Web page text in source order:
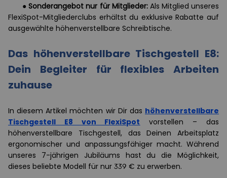
● Sonderangebot nur für Mitglieder:Als Mitglied unseres
FlexiSpot-Mitgliederclubs erhältst du exklusive Rabatte auf
ausgewählte höhenverstellbare Schreibtische.
Das höhenverstellbare Tischgestell E8:
Dein Begleiter für flexibles Arbeiten
zuhause
In diesem Artikel möchten wir Dir das höhenverstellbare
Tischgestell E8 von FlexiSpot vorstellen – das
höhenverstellbare Tischgestell, das Deinen Arbeitsplatz
ergonomischer und anpassungsfähiger macht. Während
unseres 7-jährigen Jubiläums hast du die Möglichkeit,
dieses beliebte Modell für nur 339 € zu erwerben.